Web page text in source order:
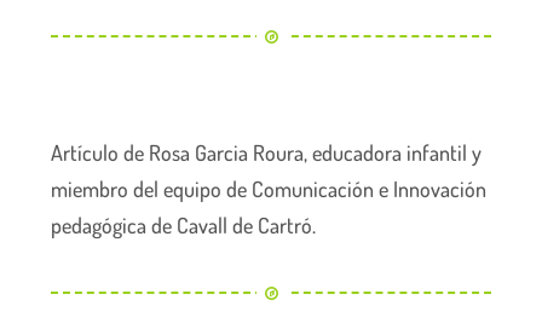
Artículo de Rosa Garcia Roura, educadora infantil y
miembro del equipo de Comunicación e Innovación
pedagógica de Cavall de Cartró.